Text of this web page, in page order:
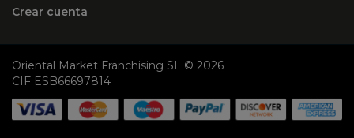
Crear cuenta
Oriental Market Franchising SL © 2026
CIF ESB66697814